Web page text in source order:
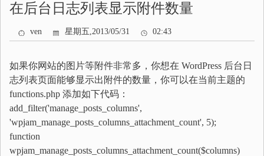
在后台日志列表显示附件数量
ven 星期五,2013/05/31 02:43
如果你网站的图片等附件非常多，你想在 WordPress 后台日
志列表页面能够显示出附件的数量，你可以在当前主题的
functions.php 添加如下代码：
add_filter('manage_posts_columns',
'wpjam_manage_posts_columns_attachment_count', 5);
function
wpjam_manage_posts_columns_attachment_count($columns)